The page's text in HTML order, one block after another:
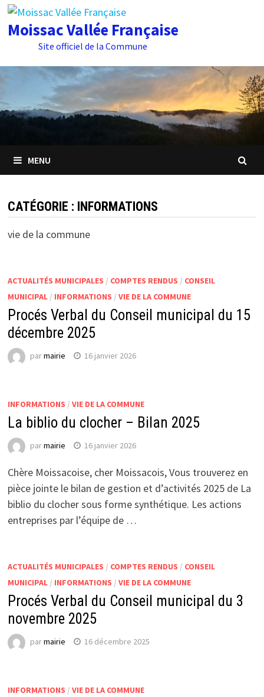
Passer
au
contenu
Moissac Vallée Française
Site officiel de la Commune
MENU
CATÉGORIE : INFORMATIONS
vie de la commune
ACTUALITÉS MUNICIPALES / COMPTES RENDUS / CONSEIL
MUNICIPAL/ INFORMATIONS / VIE DE LA COMMUNE
Procés Verbal du Conseil municipal du 15
décembre 2025
parmairie 16 janvier 2026
INFORMATIONS / VIE DE LA COMMUNE
La biblio du clocher – Bilan 2025
parmairie 16 janvier 2026
Chère Moissacoise, cher Moissacois, Vous trouverez en
pièce jointe le bilan de gestion et d’activités 2025 de La
biblio du clocher sous forme synthétique. Les actions
entreprises par l’équipe de …
ACTUALITÉS MUNICIPALES / COMPTES RENDUS / CONSEIL
MUNICIPAL/ INFORMATIONS / VIE DE LA COMMUNE
Procés Verbal du Conseil municipal du 3
novembre 2025
parmairie 16 décembre 2025
INFORMATIONS / VIE DE LA COMMUNE